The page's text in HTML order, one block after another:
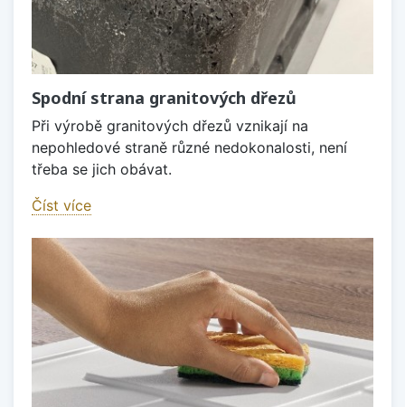
Spodní strana granitových dřezů
Při výrobě granitových dřezů vznikají na
nepohledové straně různé nedokonalosti, není
třeba se jich obávat.
Číst více